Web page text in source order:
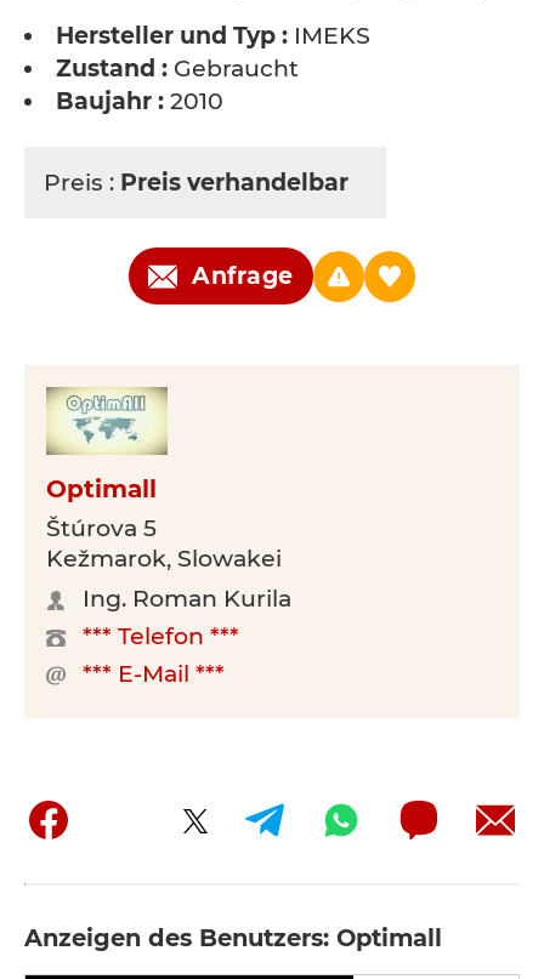
Hersteller und Typ : IMEKS
Zustand : Gebraucht
Baujahr : 2010
Preis : Preis verhandelbar
Anfrage
Optimall
Štúrova 5
Kežmarok, Slowakei
Ing. Roman Kurila
*** Telefon ***
*** E-Mail ***
Anzeigen des Benutzers: Optimall